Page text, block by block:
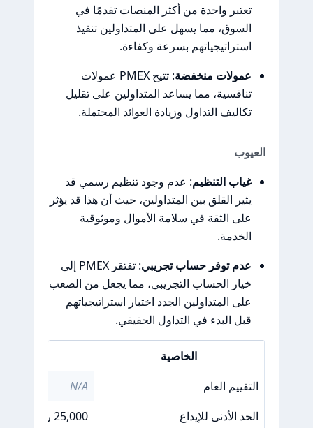
تعتبر واحدة من أكثر المنصات تقدمًا في
السوق، مما يسهل على المتداولين تنفيذ
استراتيجياتهم بسرعة وكفاءة.
عمولات منخفضة
: تتيح PMEX عمولات
تنافسية، مما يساعد المتداولين على تقليل
تكاليف التداول وزيادة العوائد المحتملة.
العيوب
غياب التنظيم: عدم وجود تنظيم رسمي قد
يثير القلق بين المتداولين، حيث أن هذا قد يؤثر
على الثقة في سلامة الأموال وموثوقية
الخدمة.
عدم توفر حساب تجريبي
: تفتقر PMEX إلى
خيار الحساب التجريبي، مما يجعل من الصعب
على المتداولين الجدد اختبار استراتيجياتهم
قبل البدء في التداول الحقيقي.
الخاصية
التقييم العام
N/A
الحد الأدنى للإيداع
25,000 روبية باكستانية